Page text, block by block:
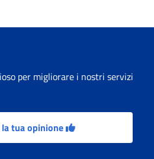
per migliorare i nostri servizi
la tua opinione